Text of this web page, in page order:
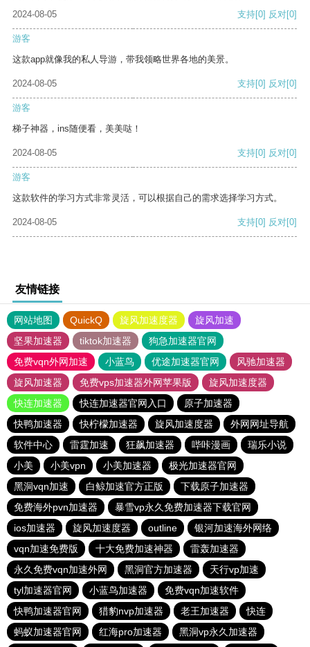
2024-08-05
支持[0] 反对[0]
游客
这款app就像我的私人导游，带我领略世界各地的美景。
2024-08-05 支持[0] 反对[0]
游客
梯子神器，ins随便看，美美哒！
2024-08-05 支持[0] 反对[0]
游客
这款软件的学习方式非常灵活，可以根据自己的需求选择学习方式。
2024-08-05 支持[0] 反对[0]
友情链接
网站地图 QuickQ 旋风加速度器
旋风加速
坚果加速器
tiktok加速器
狗急加速器官网
免费vqn外网加速
小蓝鸟 优途加速器官网
风驰加速器
旋风加速器
免费vps加速器外网苹果版
旋风加速度器
快连加速器
快连加速器官网入口
原子加速器
快鸭加速器
快柠檬加速器 旋风加速度器
外网网址导航
软件中心
雷霆加速 狂飙加速器 哔咔漫画
瑞乐小说
小美
小美vpn 小美加速器
极光加速器官网
黑洞vqn加速
白鲸加速官方正版
下载原子加速器
免费海外pvn加速器
暴雪vp永久免费加速器下载官网
ios加速器
旋风加速度器 outline
银河加速海外网络
vqn加速免费版
十大免费加速神器
雷轰加速器
永久免费vqn加速外网
黑洞官方加速器
天行vp加速
tyl加速器官网
小蓝鸟加速器
免费vqn加速软件
快鸭加速器官网
猎豹nvp加速器 老王加速器
快连
蚂蚁加速器官网
红海pro加速器 黑洞vp永久加速器